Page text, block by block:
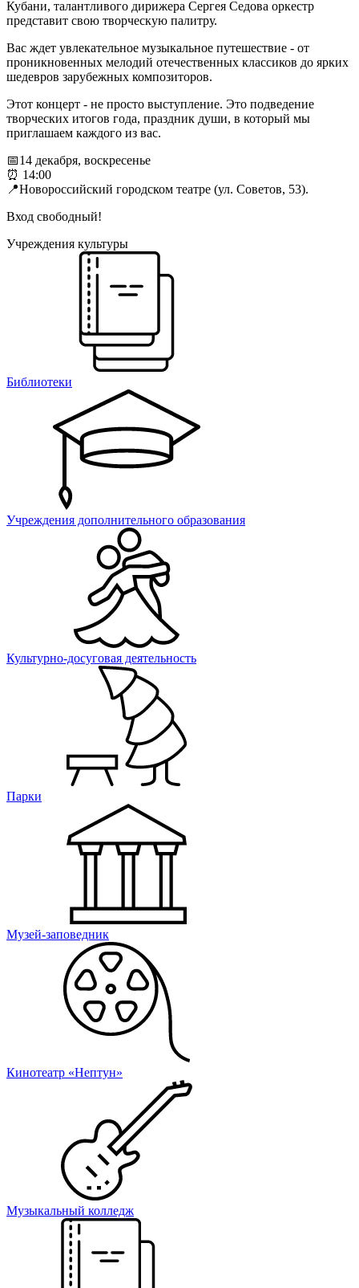
Кубани, талантливого дирижера Сергея Седова оркестр
представит свою творческую палитру.
Вас ждет увлекательное музыкальное путешествие - от
проникновенных мелодий отечественных классиков до ярких
шедевров зарубежных композиторов.
Этот концерт - не просто выступление. Это подведение
творческих итогов года, праздник души, в который мы
приглашаем каждого из вас.
📅14 декабря, воскресенье
⏰ 14:00
📍Новороссийский городском театре (ул. Советов, 53).
Вход свободный!
Учреждения культуры
Библиотеки
Учреждения дополнительного образования
Культурно-досуговая деятельность
Парки
Музей-заповедник
Кинотеатр «Нептун»
Музыкальный колледж